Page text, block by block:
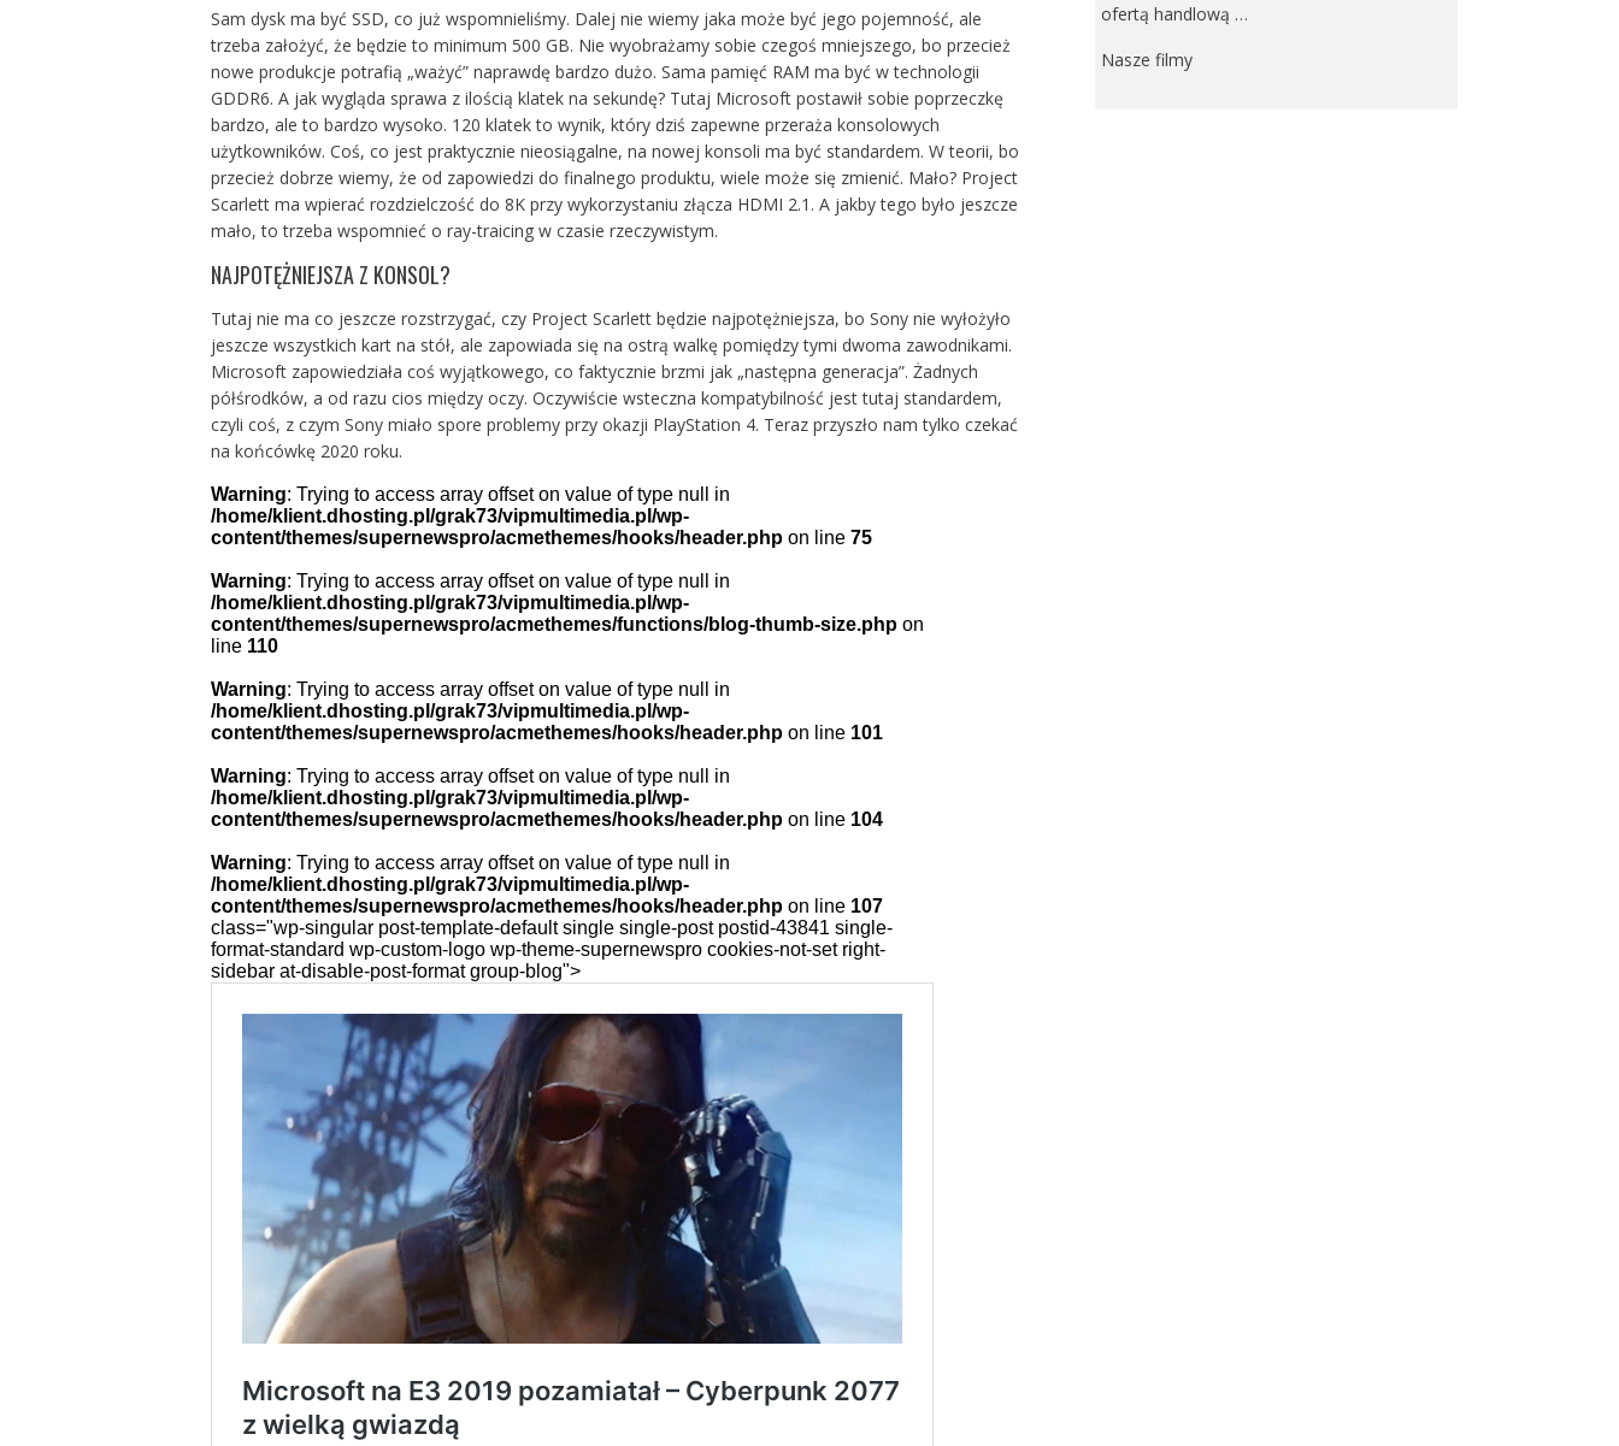
Sam dysk ma być SSD, co już wspomnieliśmy. Dalej nie wiemy jaka może być jego pojemność, ale
trzeba założyć, że będzie to minimum 500 GB. Nie wyobrażamy sobie czegoś mniejszego, bo przecież
nowe produkcje potrafią „ważyć” naprawdę bardzo dużo. Sama pamięć RAM ma być w technologii
GDDR6. A jak wygląda sprawa z ilością klatek na sekundę? Tutaj Microsoft postawił sobie poprzeczkę
bardzo, ale to bardzo wysoko. 120 klatek to wynik, który dziś zapewne przeraża konsolowych
użytkowników. Coś, co jest praktycznie nieosiągalne, na nowej konsoli ma być standardem. W teorii, bo
przecież dobrze wiemy, że od zapowiedzi do finalnego produktu, wiele może się zmienić. Mało? Project
Scarlett ma wpierać rozdzielczość do 8K przy wykorzystaniu złącza HDMI 2.1. A jakby tego było jeszcze
mało, to trzeba wspomnieć o ray-traicing w czasie rzeczywistym.
NAJPOTĘŻNIEJSZA Z KONSOL?
Tutaj nie ma co jeszcze rozstrzygać, czy Project Scarlett będzie najpotężniejsza, bo Sony nie wyłożyło
jeszcze wszystkich kart na stół, ale zapowiada się na ostrą walkę pomiędzy tymi dwoma zawodnikami.
Microsoft zapowiedziała coś wyjątkowego, co faktycznie brzmi jak „następna generacja”. Żadnych
półśrodków, a od razu cios między oczy. Oczywiście wsteczna kompatybilność jest tutaj standardem,
czyli coś, z czym Sony miało spore problemy przy okazji PlayStation 4. Teraz przyszło nam tylko czekać
na końcówkę 2020 roku.
ofertą handlową …
Nasze filmy